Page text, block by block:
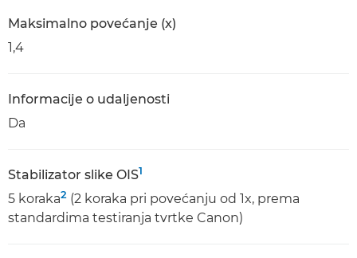
Maksimalno povećanje (x)
1,4
Informacije o udaljenosti
Da
Stabilizator slike OIS1
5 koraka2 (2 koraka pri povećanju od 1x, prema
standardima testiranja tvrtke Canon)